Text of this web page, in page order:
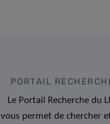
PORTAIL
Le Portail Recherche du
vous permet de chercher